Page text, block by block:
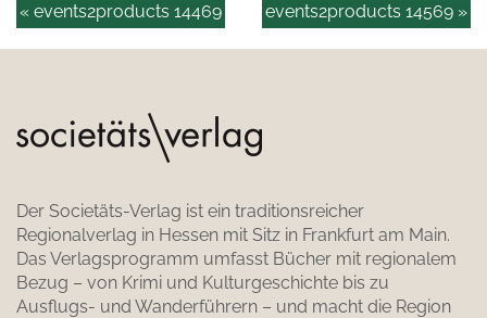
events2products 14569 »
« events2products 14469
Der Societäts-Verlag ist ein traditionsreicher
Regionalverlag in Hessen mit Sitz in Frankfurt am Main.
Das Verlagsprogramm umfasst Bücher mit regionalem
Bezug – von Krimi und Kulturgeschichte bis zu
Ausflugs- und Wanderführern – und macht die Region